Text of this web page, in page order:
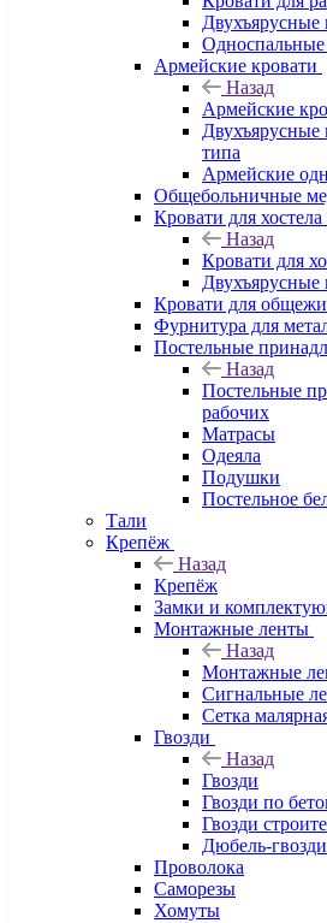
Двухъярусные
Односпальные
Армейские кровати
Назад
Армейские
Двухъярусные
типа
Армейские
Общебольничные
Кровати для хостела
Назад
Кровати для
Двухъярусные
Кровати для
Фурнитура для
Постельные
Назад
Постельные
рабочих
Матрасы
Одеяла
Подушки
Постельное
Тали
Крепёж
Назад
Крепёж
Замки и
Монтажные ленты
Назад
Монтажные
Сигнальные
Сетка
Гвозди
Назад
Гвозди
Гвозди по
Гвозди
Дюбель-гвозди
Проволока
Саморезы
Хомуты